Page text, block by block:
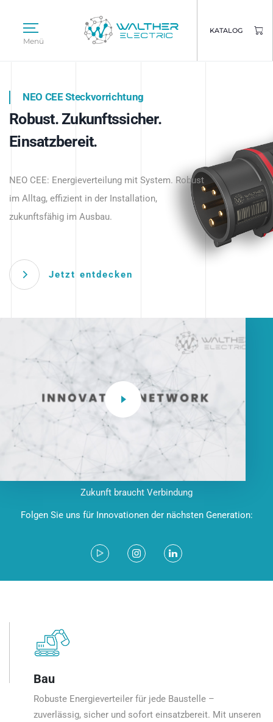
Menü
KATALOG
Intelligente Stromverteilung
beginnt hier.
NEO CEE Steckvorrichtung
Robust. Zukunftssicher.
Einsatzbereit.
NEO CEE: Energieverteilung mit System. Robust
im Alltag, effizient in der Installation,
zukunftsfähig im Ausbau.
Jetzt entdecken
Intelligenz trifft Energie.
Anwendungen – robust, IP-geschützt und
zukunftsfähig.
Zukunft braucht Verbindung
Folgen Sie uns für Innovationen der nächsten Generation:
Bau
Robuste Energieverteiler für jede Baustelle –
zuverlässig, sicher und sofort einsatzbereit. Mit unseren